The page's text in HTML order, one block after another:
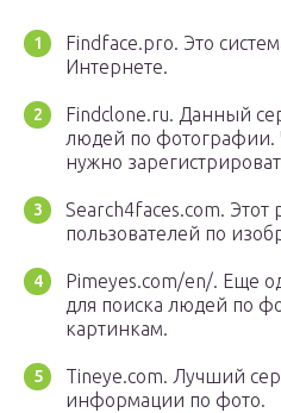
Findface.pro. Это
Интернете.
Findclone.ru. Данный
людей по фотографии.
нужно
Search4faces.com. Этот
пользователей по
Pimeyes.com/en/. Еще
для поиска людей по
картинкам.
Tineye.com. Лучший
информации по фото.